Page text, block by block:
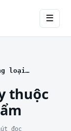
☰
Thời hạn bảo quản tùy thuộc vào từng loại thực phẩm
thuộc
đọc